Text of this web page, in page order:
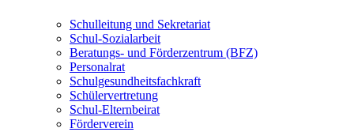
Schulleitung und Sekretariat
Schul-Sozialarbeit
Beratungs- und Förderzentrum (BFZ)
Personalrat
Schulgesundheitsfachkraft
Schülervertretung
Schul-Elternbeirat
Förderverein